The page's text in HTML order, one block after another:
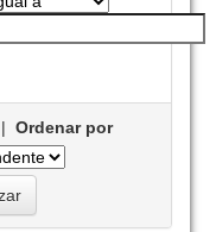
|Ordenar por